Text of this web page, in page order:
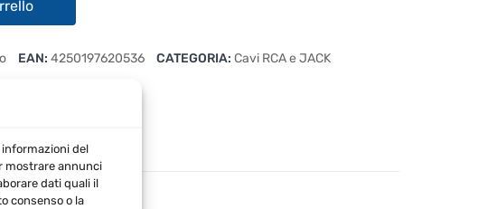
informazioni del
mostrare annunci
dati quali il
consenso o la
EAN: 4250197620536 CATEGORIA: Cavi RCA e JACK